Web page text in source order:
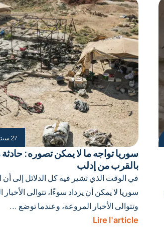
27 سبتمبر 2023
سوريا تواجه ما لا يمكن تصوره:
بالقرب من إدلب
في الوقت الذي تشير فيه كل الدلائل إلى
سوريا لا يمكن أن يزداد سوءًا، تتوالى الأخبار
وتتوالى الأخبار المروعة، وعندما توضع ...
Lire l'article